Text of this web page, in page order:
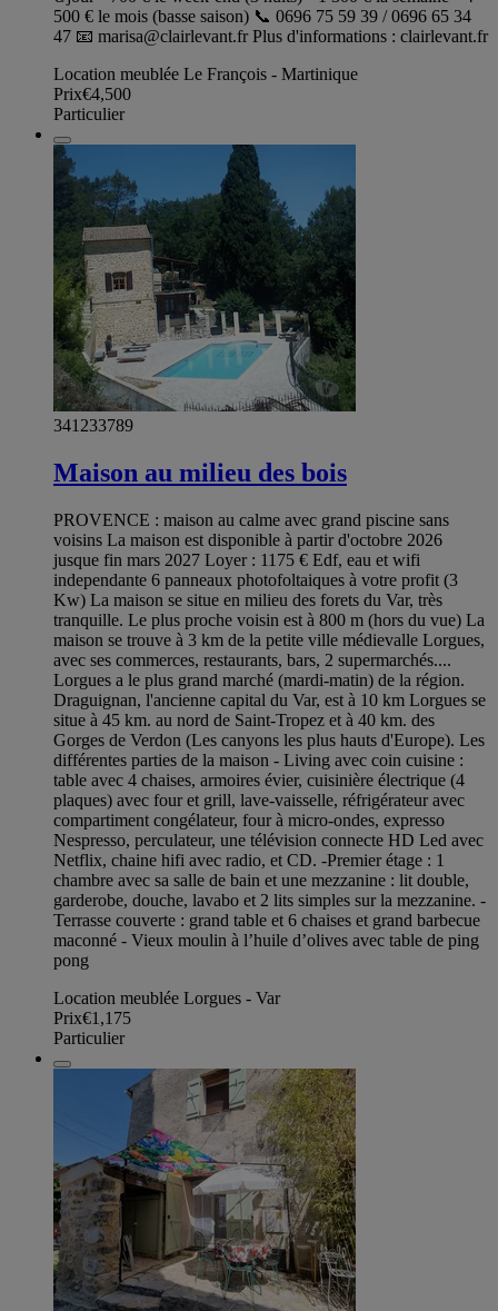
500 € le mois (basse saison) 📞 0696 75 59 39 / 0696 65 34
47 📧 marisa@clairlevant.frPlus d'informations : clairlevant.fr
Location meublée Le François - Martinique
Prix€4,500
Particulier
341233789
Maison au milieu des bois
PROVENCE : maison au calme avec grand piscine sans
voisins La maison est disponible à partir d'octobre 2026
jusque fin mars 2027 Loyer : 1175 € Edf, eau et wifi
independante 6 panneaux photofoltaiques à votre profit (3
Kw) La maison se situe en milieu des forets du Var, très
tranquille. Le plus proche voisin est à 800 m (hors du vue) La
maison se trouve à 3 km de la petite ville médievalle Lorgues,
avec ses commerces, restaurants, bars, 2 supermarchés....
Lorgues a le plus grand marché (mardi-matin) de la région.
Draguignan, l'ancienne capital du Var, est à 10 km Lorgues se
situe à 45 km. au nord de Saint-Tropez et à 40 km. des
Gorges de Verdon (Les canyons les plus hauts d'Europe). Les
différentes parties de la maison - Living avec coin cuisine :
table avec 4 chaises, armoires évier, cuisinière électrique (4
plaques) avec four et grill, lave-vaisselle, réfrigérateur avec
compartiment congélateur, four à micro-ondes, expresso
Nespresso, perculateur, une télévision connecte HD Led avec
Netflix, chaine hifi avec radio, et CD. -Premier étage : 1
chambre avec sa salle de bain et une mezzanine : lit double,
garderobe, douche, lavabo et 2 lits simples sur la mezzanine. -
Terrasse couverte : grand table et 6 chaises et grand barbecue
maconné - Vieux moulin à l’huile d’olives avec table de ping
pong
Location meublée Lorgues - Var
Prix€1,175
Particulier